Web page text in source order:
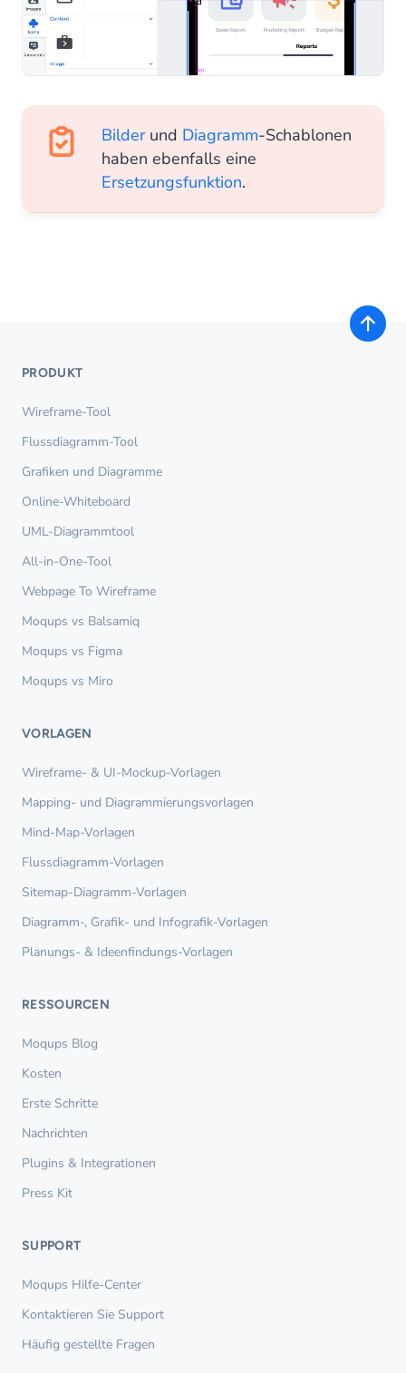
Bilderund Diagramm-Schablonen
haben ebenfalls eine
Ersetzungsfunktion.
PRODUKT
Wireframe-Tool
Flussdiagramm-Tool
Grafiken und Diagramme
Online-Whiteboard
UML-Diagrammtool
All-in-One-Tool
Webpage To Wireframe
Moqups vs Balsamiq
Moqups vs Figma
Moqups vs Miro
VORLAGEN
Wireframe- & UI-Mockup-Vorlagen
Mapping- und Diagrammierungsvorlagen
Mind-Map-Vorlagen
Flussdiagramm-Vorlagen
Sitemap-Diagramm-Vorlagen
Diagramm-, Grafik- und Infografik-Vorlagen
Planungs- & Ideenfindungs-Vorlagen
RESSOURCEN
Moqups Blog
Kosten
Erste Schritte
Nachrichten
Plugins & Integrationen
Press Kit
SUPPORT
Moqups Hilfe-Center
Kontaktieren Sie Support
Häufig gestellte Fragen